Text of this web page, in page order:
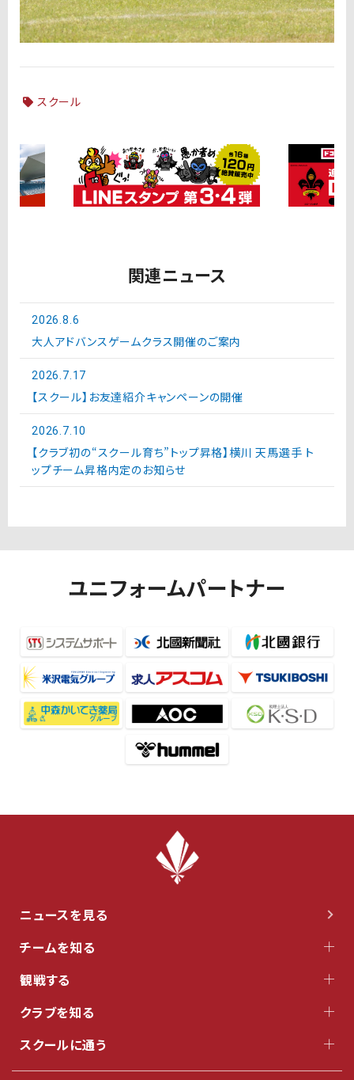
スクール
関連ニュース
2026.8.6
大人アドバンスゲームクラス開催のご案内
2026.7.17
【スクール】お友達紹介キャンペーンの開催
2026.7.10
【クラブ初の“スクール育ち”トップ昇格】横川 天馬選手 ト
ップチーム昇格内定のお知らせ
ユニフォームパートナー
ニュースを見る
チームを知る
観戦する
クラブを知る
スクールに通う